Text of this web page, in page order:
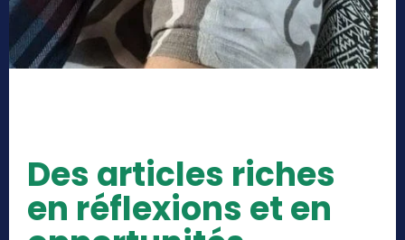
Des articles riches
en réflexions et en